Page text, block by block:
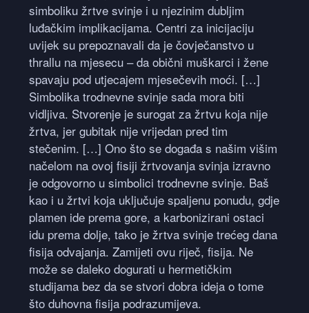
simboliku žrtve svinje i u njezinim dubljim
luđačkim implikacijama. Centri za inicijaciju
uvijek su prepoznavali da je čovječanstvo u
thrallu na mjesecu – da obični muškarci i žene
spavaju pod utjecajem mjesečevih moći. […]
Simbolika trodnevne svinje sada mora biti
vidljiva. Stvorenje je surogat za žrtvu koja nije
žrtva, jer gubitak nije vrijedan pred tim
stečenim. […] Ono što se događa s našim višim
načelom na ovoj fisiji žrtvovanja svinja izravno
je odgovorno u simbolici trodnevne svinje. Baš
kao i u žrtvi koja uključuje spaljenu ponudu, gdje
plamen ide prema gore, a karbonizirani ostaci
idu prema dolje, tako je žrtva svinje trećeg dana
fisija odvajanja. Zamijeti ovu riječ, fisija. Ne
može se daleko dogurati u hermetičkim
studijama bez da se stvori dobra ideja o tome
što duhovna fisija podrazumijeva.